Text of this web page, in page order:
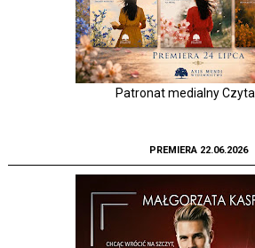
Patronat medialny
PREMIERA 22.06.2026